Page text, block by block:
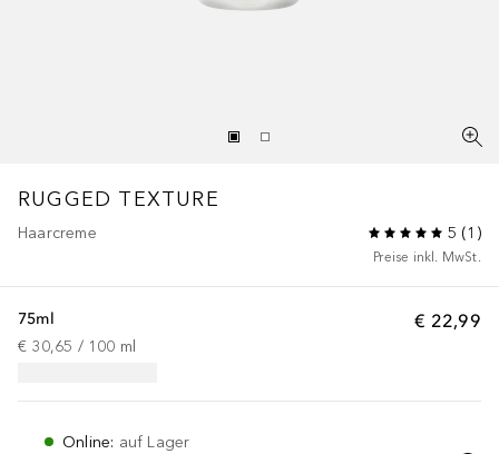
RUGGED TEXTURE
Haarcreme 5 (1 )
Preise inkl. MwSt.
€ 22,99
75ml
€ 30,65 / 100 ml
Online: auf Lager